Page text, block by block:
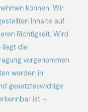
können. Wir
Inhalte auf
Richtigkeit. Wird
liegt die
vorgenommen
werden in
gesetzteswidrige
ist –